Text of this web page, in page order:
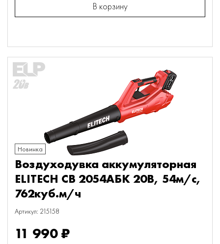
В корзину
Новинка
Воздуходувка аккумуляторная
ELITECH СВ 2054АБК 20В, 54м/с,
762куб.м/ч
Артикул: 215158
11 990 ₽